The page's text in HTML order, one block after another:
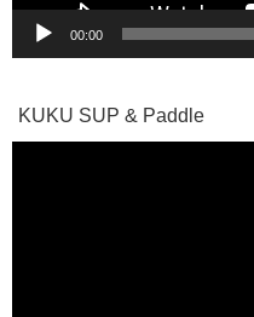
00:00
KUKU SUP & Paddle